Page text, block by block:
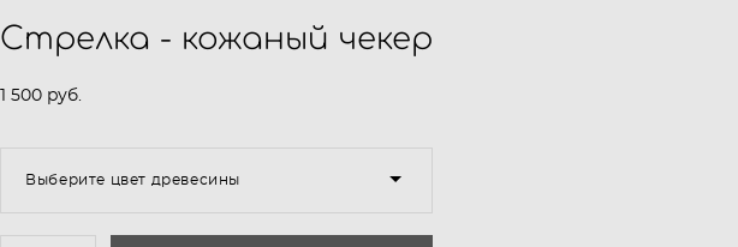
Стрелка - кожаный чекер
1 500 pуб.
Выберите цвет древесины